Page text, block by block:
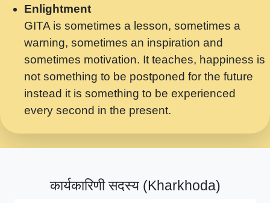
Maharaj.mp3
यह हसरत तलब ह नकज कमर Yahi Hasraten
Talab Hai Bhav Pravah #bhajan.mp3
लडल ज बल ल क ज न लग Sadhvi Purnima Ji
7.9.2021 जवल नगर दलल #बसर.mp3
सख भ मझ पयर ह दख भ मझ पयर ह!छड म कस दत
सपरहट भजन 2021 - तर अखय ह जद भर बहर ज म
सपरहट शयम भजन - जय जय शयम जय जय शयम
Enlightment
GITA is sometimes a lesson, sometimes a
warning, sometimes an inspiration and
sometimes motivation. It teaches, happiness is
not something to be postponed for the future
instead it is something to be experienced
every second in the present.
कार्यकारिणी सदस्य (Kharkhoda)